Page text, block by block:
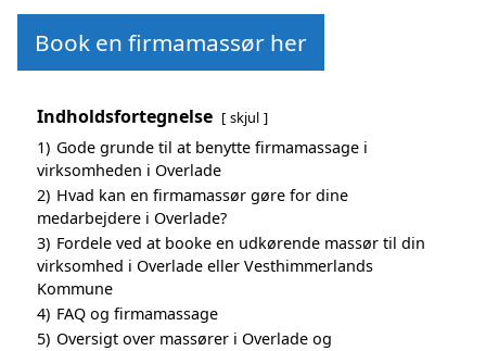
Book en firmamassør her
Indholdsfortegnelse skjul
1) Gode grunde til at benytte firmamassage i
virksomheden i Overlade
2) Hvad kan en firmamassør gøre for dine
medarbejdere i Overlade?
3) Fordele ved at booke en udkørende massør til din
virksomhed i Overlade eller Vesthimmerlands
Kommune
4) FAQ og firmamassage
5) Oversigt over massører i Overlade og